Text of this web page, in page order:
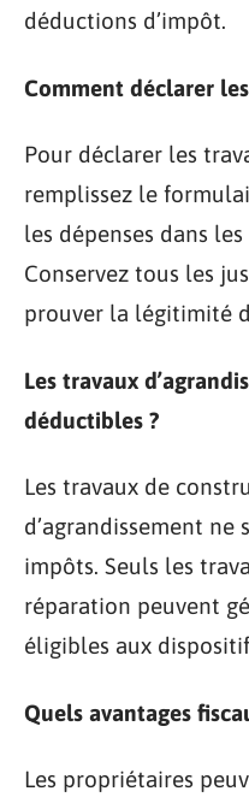
déductions d’impôt.
Comment déclarer
Pour déclarer les
remplissez le
les dépenses dans
Conservez tous les
prouver la légitimité
Les travaux
déductibles ?
Les travaux de
d’agrandissement ne
impôts. Seuls les
réparation peuvent
éligibles aux
Quels avantages
Les propriétaires